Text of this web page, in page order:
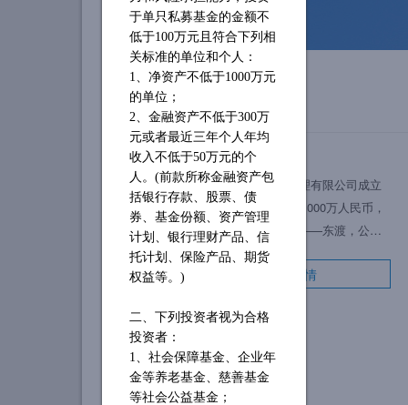
于单只私募基金的金额不
低于100万元且符合下列相
关标准的单位和个人：
1、净资产不低于1000万元
的单位；
2、金融资产不低于300万
元或者最近三年个人年均
收入不低于50万元的个
人。(前款所称金融资产包
括银行存款、股票、债
券、基金份额、资产管理
计划、银行理财产品、信
托计划、保险产品、期货
权益等。)
二、下列投资者视为合格
投资者：
1、社会保障基金、企业年
金等养老基金、慈善基金
等社会公益基金；
公司简介
厦门顺为有道投资管理有限公司成立
于2014年，注册资金1000万人民币，
位于厦门美丽的港口——东渡，公司
于2015年4月23日获得私募证券投资基
金牌照(备案号:P1010920)。
了解详情